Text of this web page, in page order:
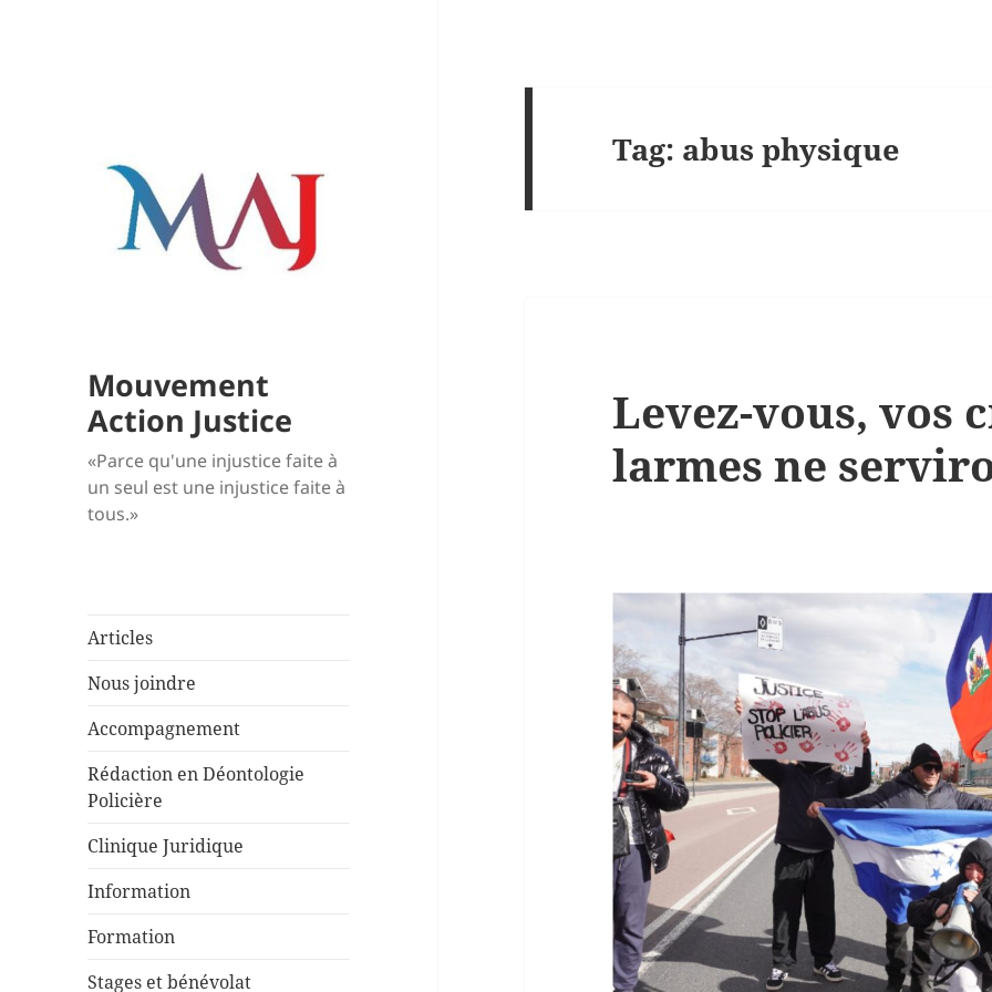
Mouvement
Action Justice
«Parce qu'une injustice faite à
un seul est une injustice faite à
tous.»
Articles
Nous joindre
Accompagnement
Rédaction en Déontologie
Policière
Clinique Juridique
Information
Formation
Stages et bénévolat
Tag: abus physique
Levez-vous, vos
larmes ne